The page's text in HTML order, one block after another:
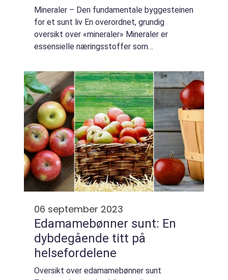
Mineraler – Den fundamentale byggesteinen
for et sunt liv En overordnet, grundig
oversikt over «mineraler» Mineraler er
essensielle næringsstoffer som
optimalt. Selv om de ikke gir energi direkt...
06 september 2023
Edamamebønner sunt: En
dybdegående titt på
helsefordelene
Oversikt over edamamebønner sunt